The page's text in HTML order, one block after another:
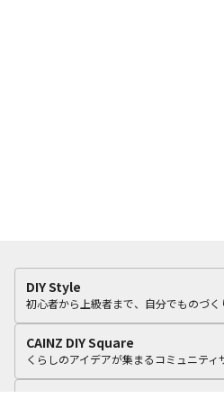
DIY Style
初心者から上級者まで、自分でものづ
CAINZ DIY Square
くらしのアイデアが集まるコミュニティ